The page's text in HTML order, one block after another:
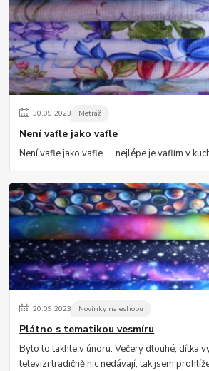
30.09.2023 Metráž
Není vafle jako vafle
Není vafle jako vafle......nejlépe je vaflím v
20.09.2023 Novinky na eshopu
Plátno s tematikou vesmíru
Bylo to takhle v únoru. Večery dlouhé, dítka
televizi tradičně nic nedávají, tak jsem